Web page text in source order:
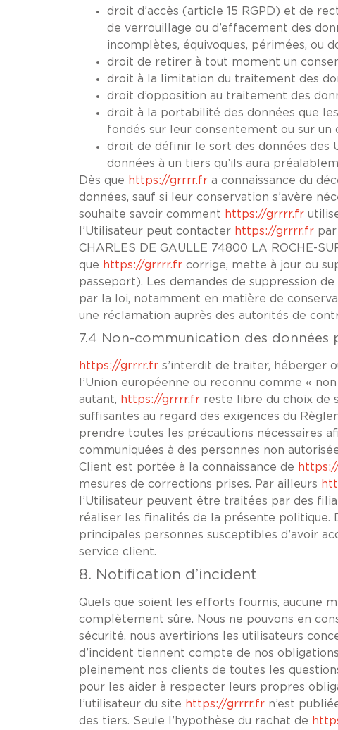
droit d’accès (article 15 RGPD) et de
de verrouillage ou d’effacement des
incomplètes, équivoques, périmées, ou
droit de retirer à tout moment un
droit à la limitation du traitement des
droit d’opposition au traitement des
droit à la portabilité des données que
fondés sur leur consentement ou sur
droit de définir le sort des données des
données à un tiers qu’ils aura
Dès que https://grrrr.fr a connaissance du
données, sauf si leur conservation s’avère
souhaite savoir comment https://grrrr.fr
l’Utilisateur peut contacter https://grrrr.fr par
CHARLES DE GAULLE 74800 LA ROCHE-
que https://grrrr.fr corrige, mette à jour ou
passeport). Les demandes de suppression
par la loi, notamment en matière de
une réclamation auprès des autorités de
7.4 Non-communication des données
https://grrrr.fr s’interdit de traiter, héberger
l’Union européenne ou reconnu comme «
autant, https://grrrr.fr reste libre du choix de
suffisantes au regard des exigences du
prendre toutes les précautions nécessaires
communiquées à des personnes non
Client est portée à la connaissance de
mesures de corrections prises. Par ailleurs
l’Utilisateur peuvent être traitées par des
réaliser les finalités de la présente politique.
principales personnes susceptibles d’avoir
service client.
8. Notification d’incident
Quels que soient les efforts fournis, aucune
complètement sûre. Nous ne pouvons en
sécurité, nous avertirions les utilisateurs
d’incident tiennent compte de nos
pleinement nos clients de toutes les
pour les aider à respecter leurs propres
l’utilisateur du site https://grrrr.fr n’est
des tiers. Seule l’hypothèse du rachat de